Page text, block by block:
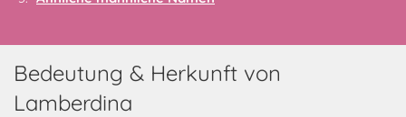
Bedeutung & Herkunft von
Lamberdina